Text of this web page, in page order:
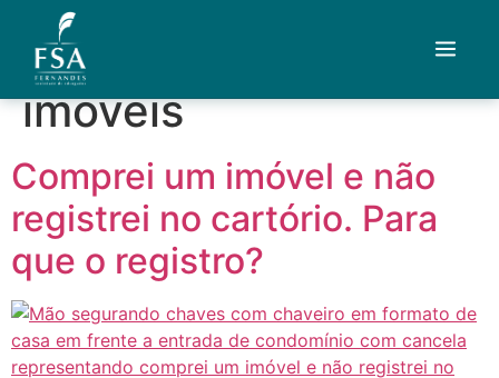
Quem Somos
Áreas de Atuação
Artigos
Contato
Tag:
imoveis
Comprei um imóvel e não
registrei no cartório. Para
que o registro?